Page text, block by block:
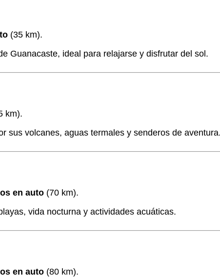
(35 km).
Guanacaste, ideal para relajarse y disfrutar del sol.
km).
sus volcanes, aguas termales y senderos de aventura.
en auto (70 km).
vida nocturna y actividades acuáticas.
en auto (80 km).